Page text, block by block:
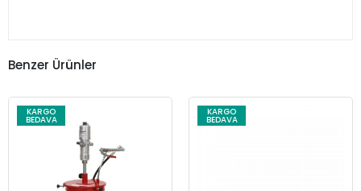
Benzer Ürünler
KARGO
BEDAVA
KARGO
BEDAVA